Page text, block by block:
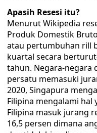
Apasih Resesi itu?
Menurut Wikipedia
Produk Domestik
atau pertumbuhan rill
kuartal secara
tahun. Negara-negara
persatu memasuki
2020, Singapura
Filipina mengalami hal
Filipina masuk jurang
16,5 persen dimana